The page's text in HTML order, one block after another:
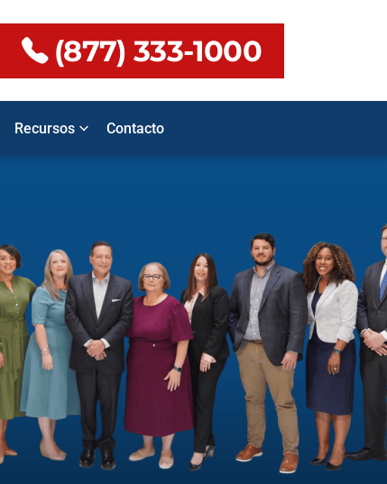
(877) 333-1000
Recursos Contacto